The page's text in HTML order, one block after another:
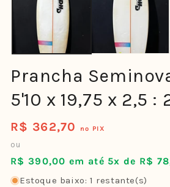
Prancha
5'10 x 19,75 x 2,5 :
Preço
normal
R$ 362,70 no PIX
ou
R$ 390,00 em até 5x de R$
Estoque baixo: 1 restante(s)